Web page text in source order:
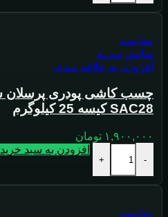
مقايسه
نمایش سریع
افزودن به علاقه مندی
SAC28 کیسه 25 کیلوگرم
۱,۹۰۰,۰۰۰ تومان
-
+
افزودن به سبد خرید
مقايسه